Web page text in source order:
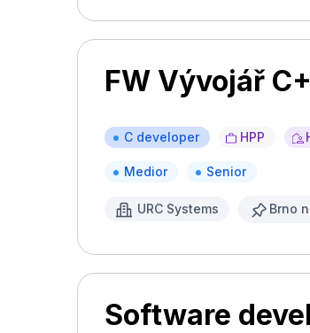
FW Vývojář
C developer HPP
Medior Senior
URC Systems Brno
Software